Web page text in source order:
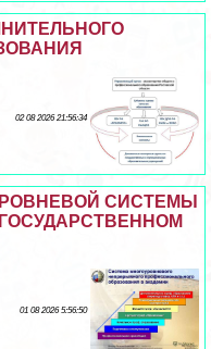
02 08 2026 21:56:34
СИСТЕМЫ
01 08 2026 5:56:50